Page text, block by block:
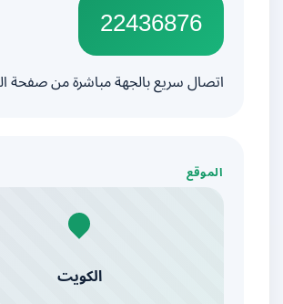
22436876
اتصال سريع بالجهة مباشرة من صفحة الدليل.
الموقع
الكويت